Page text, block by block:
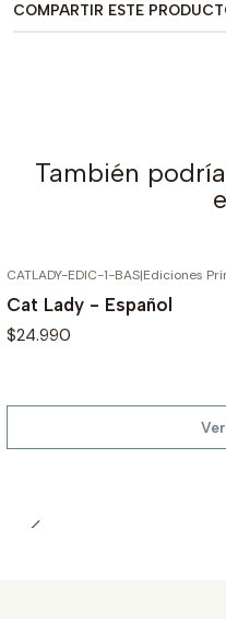
COMPARTIR ESTE
También
CATLADY-EDIC-1-BAS|Ediciones
Cat Lady - Español
$24.990